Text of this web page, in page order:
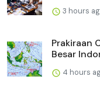
3 hours
Prakiraan
Besar
4 hours